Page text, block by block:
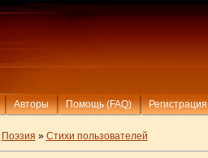
Авторы Помощь (FAQ) Регистрация
Поэзия » Стихи пользователей